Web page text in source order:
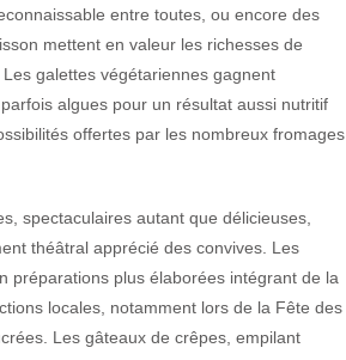
entre toutes, ou encore des
mettent en valeur les richesses de
galettes végétariennes gagnent
algues pour un résultat aussi nutritif
offertes par les nombreux fromages
spectaculaires autant que délicieuses,
théâtral apprécié des convives. Les
préparations plus élaborées intégrant de la
locales, notamment lors de la Fête des
Les gâteaux de crêpes, empilant